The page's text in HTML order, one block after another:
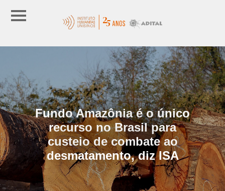
Fundo Amazônia é o único
recurso no Brasil para
custeio de combate ao
desmatamento, diz ISA